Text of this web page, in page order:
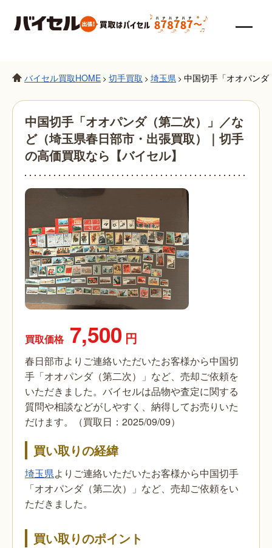
バイセル買取HOME > 切手買取 > 埼玉県 > 中国切手「オオパン
中国切手「オオパンダ（第二次）」／な
ど（埼玉県春日部市・出張買取）｜切手
の高価買取なら【バイセル】
買取価格 7,500 円
春日部市よりご連絡いただいたお客様から中国切
手「オオパンダ（第二次）」など、売却ご依頼を
いただきました。バイセルは品物や査定に関する
質問や相談などがしやすく、納得してお売りいた
だけます。（買取日：2025/09/09）
買い取りの経緯
埼玉県よりご連絡いただいたお客様から中国切手
「オオパンダ（第二次）」など、売却ご依頼をい
ただきました。
買い取りのポイント